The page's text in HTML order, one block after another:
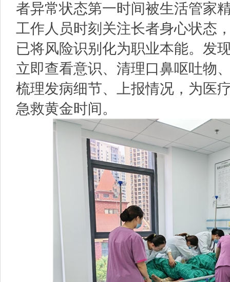
者异常状态第一时间被生活管家
工作人员时刻关注长者身心状态
已将风险识别化为职业本能。发
立即查看意识、清理口鼻呕吐物
梳理发病细节、上报情况，为医
急救黄金时间。